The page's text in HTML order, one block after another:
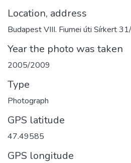
Location, address
Budapest VIII. Fiumei úti Sírkert
Year the photo was taken
2005/2009
Type
Photograph
GPS latitude
47.49585
GPS longitude